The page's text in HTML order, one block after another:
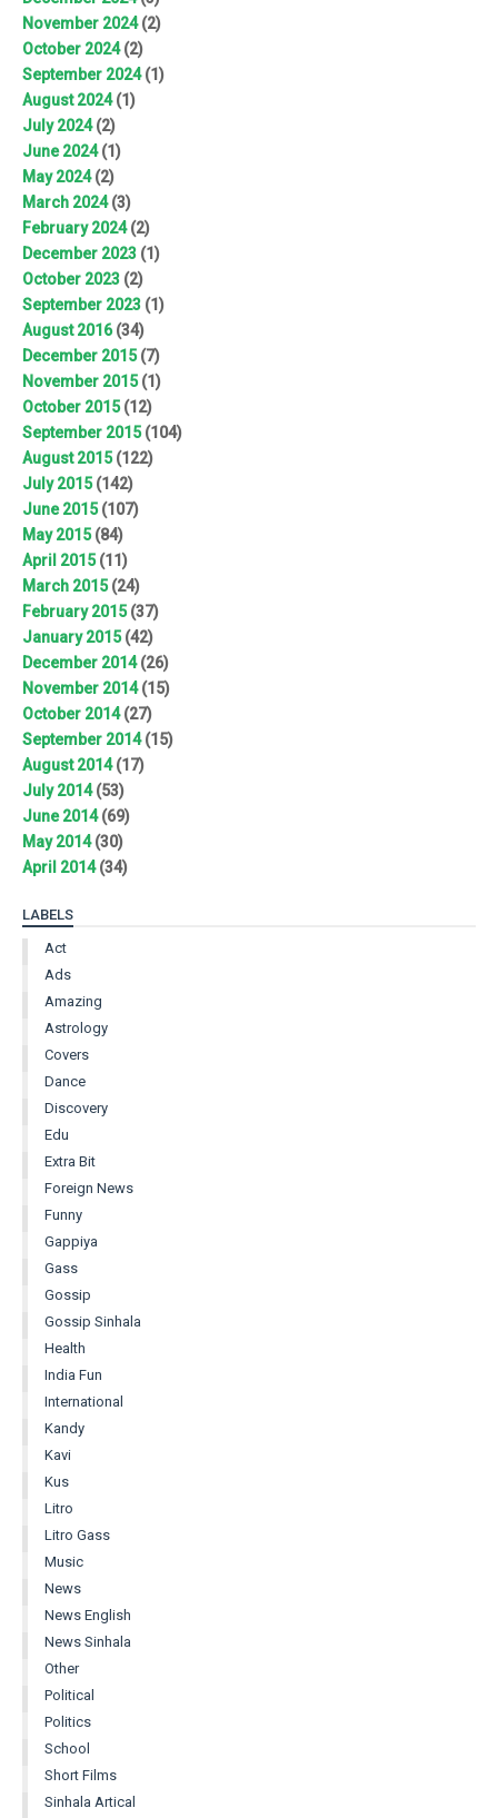
November 2024(2)
October 2024(2)
September 2024(1)
August 2024(1)
July 2024(2)
June 2024(1)
May 2024(2)
March 2024(3)
February 2024(2)
December 2023 (1)
October 2023 (2)
September 2023 (1)
August 2016(34)
December 2015(7)
November 2015(1)
October 2015(12)
September 2015(104)
August 2015(122)
July 2015(142)
June 2015(107)
May 2015(84)
April 2015(11)
March 2015(24)
February 2015(37)
January 2015(42)
December 2014(26)
November 2014(15)
October 2014(27)
September 2014(15)
August 2014(17)
July 2014(53)
June 2014(69)
May 2014(30)
April 2014(34)
LABELS
Act
Ads
Amazing
Astrology
Covers
Dance
Discovery
Edu
Extra Bit
Foreign News
Funny
Gappiya
Gass
Gossip
Gossip Sinhala
Health
India Fun
International
Kandy
Kavi
Kus
Litro
Litro Gass
Music
News
News English
News Sinhala
Other
Political
Politics
School
Short Films
Sinhala Artical